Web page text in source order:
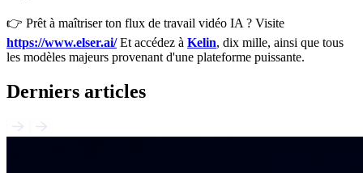
👉 Prêt à maîtriser ton flux de travail vidéo IA ? Visite
https://www.elser.ai/Et accédez à Kelin, dix mille, ainsi que tous
les modèles majeurs provenant d'une plateforme puissante.
Derniers articles